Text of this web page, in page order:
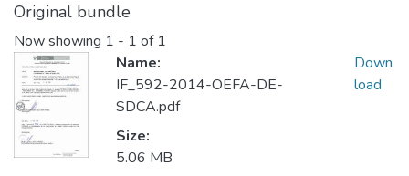
Original bundle
Now showing 1 - 1 of 1
Name:
IF_592-2014-OEFA-DE-
SDCA.pdf
Size:
5.06 MB
Down
load